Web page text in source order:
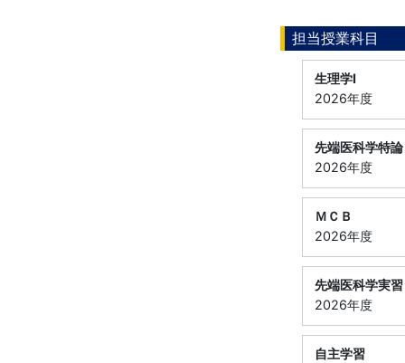
担当授業科目
生理学Ⅰ
2026年度
先端医科学特論
2026年度
ＭＣＢ
2026年度
先端医科学実習
2026年度
自主学習